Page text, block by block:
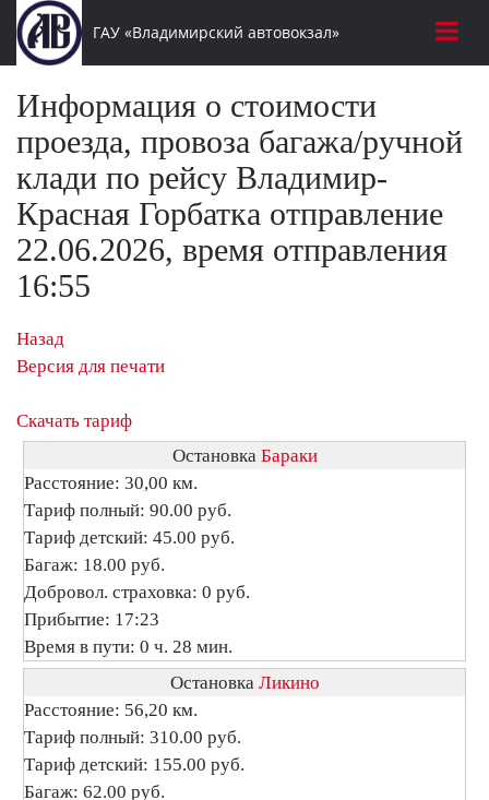
ГАУ «Владимирский автовокзал»
Информация о стоимости
проезда, провоза багажа/ручной
клади по рейсу Владимир-
Красная Горбатка отправление
22.06.2026, время отправления
16:55
Назад
Версия для печати
Скачать тариф
Остановка Бараки
Расстояние: 30,00 км.
Тариф полный: 90.00 руб.
Тариф детский: 45.00 руб.
Багаж: 18.00 руб.
Добровол. страховка: 0 руб.
Прибытие: 17:23
Время в пути: 0 ч. 28 мин.
Остановка Ликино
Расстояние: 56,20 км.
Тариф полный: 310.00 руб.
Тариф детский: 155.00 руб.
Багаж: 62.00 руб.